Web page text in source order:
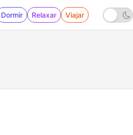
Dormir Relaxar Viajar